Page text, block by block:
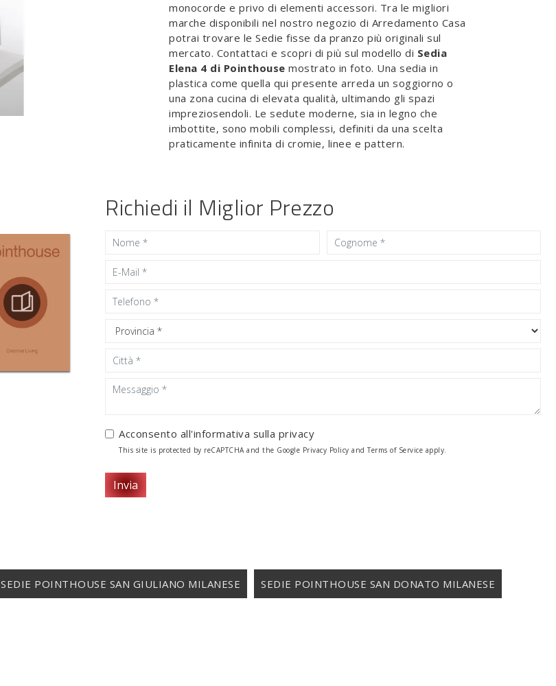
monocorde e privo di elementi accessori. Tra le migliori
marche disponibili nel nostro negozio di Arredamento Casa
potrai trovare le Sedie fisse da pranzo più originali sul
mercato. Contattaci e scopri di più sul modello di Sedia
Elena 4 di Pointhouse mostrato in foto. Una sedia in
plastica come quella qui presente arreda un soggiorno o
una zona cucina di elevata qualità, ultimando gli spazi
impreziosendoli. Le sedute moderne, sia in legno che
imbottite, sono mobili complessi, definiti da una scelta
praticamente infinita di cromie, linee e pattern.
Richiedi il Miglior Prezzo
Acconsento all'informativa sulla privacy
This site is protected by reCAPTCHA and the Google Privacy Policy andTerms of Service apply.
Invia
SEDIE POINTHOUSE SAN GIULIANO MILANESE SEDIE POINTHOUSE SAN DONATO MILANESE